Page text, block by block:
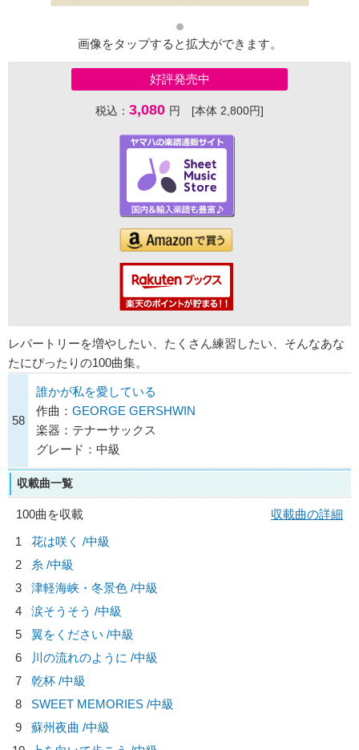
画像をタップすると拡大ができます。
好評発売中
税込： 3,080 円 [本体 2,800円]
レパートリーを増やしたい、たくさん練習したい、そんなあな
たにぴったりの100曲集。
58
誰かが私を愛している
作曲： GEORGE GERSHWIN
楽器：テナーサックス
グレード：中級
収載曲一覧
100曲を収載
収載曲の詳細
1
花は咲く /中級
2
糸 /中級
3
津軽海峡・冬景色 /中級
4
涙そうそう /中級
5
翼をください /中級
6
川の流れのように /中級
7
乾杯 /中級
8
SWEET MEMORIES /中級
9
蘇州夜曲 /中級